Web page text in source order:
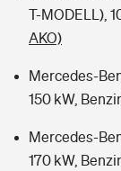
T-MODELL),
AKO)
Mercedes-
150 kW,
Mercedes-
170 kW,